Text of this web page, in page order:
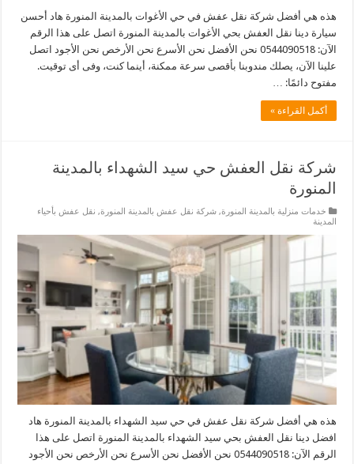
هذه هي أفضل شركة نقل عفش في حي الأغوات بالمدينة المنورة هاد أحسن
سيارة دينا نقل العفش بحي الأغوات بالمدينة المنورة اتصل على هذا الرقم
الآن: 0544090518 نحن الأفضل نحن الأسرع نحن الأرخص نحن الأجود اتصل
علينا الآن، يصلك مندوبنا بأقصى سرعة ممكنة، أينما كنت، وفى أى توقيت.
مفتوح دائمًا: …
أكمل القراءة »
شركة نقل العفش حي سيد الشهداء بالمدينة
المنورة
خدمات منزلية بالمدينة المنورة,شركة نقل عفش بالمدينة المنورة, نقل عفش بأحياء
المدينة
هذه هي أفضل شركة نقل عفش في حي سيد الشهداء بالمدينة المنورة هاد
افضل دينا نقل العفش بحي سيد الشهداء بالمدينة المنورة اتصل على هذا
الرقم الآن: 0544090518 نحن الأفضل نحن الأسرع نحن الأرخص نحن الأجود